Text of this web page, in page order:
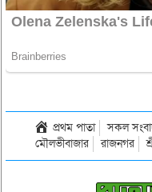
প্রথম পাতা সকল
মৌলভীবাজার
রাজনগর